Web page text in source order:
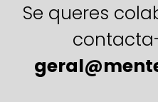
Se queres